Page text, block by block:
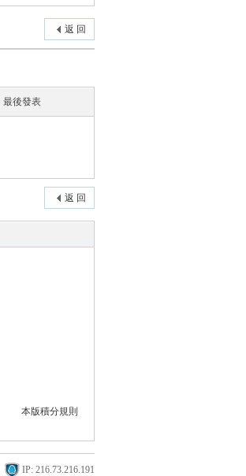
返 回
最後發表
返 回
本版積分規則
IP: 216.73.216.191